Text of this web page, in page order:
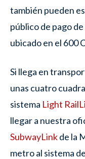
también pueden
público de pago
ubicado en el 600
Si llega en
unas cuatro
sistema Light
llegar a nuestra
SubwayLinkde la
metro al sistema